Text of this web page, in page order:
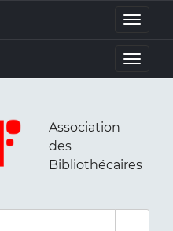
Toggle
Toggle
Association
des
Bibliothécaires